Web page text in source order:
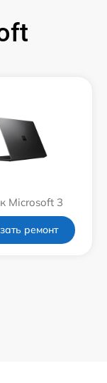
Microsoft 3
ремонт